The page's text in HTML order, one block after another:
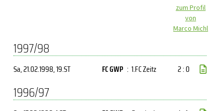
zum Profil
von
Marco Michl
1997/98
Sa, 21.02.1998, 19.ST FC GWP : 1.FC Zeitz 2 : 0
1996/97